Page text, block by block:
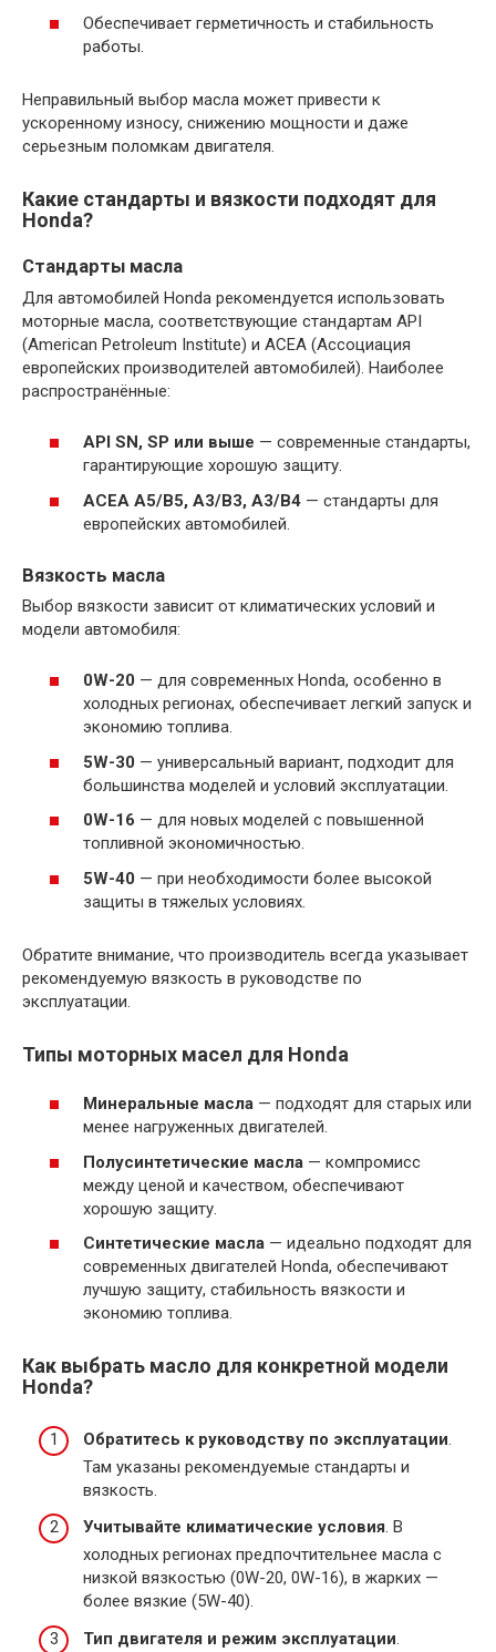
Обеспечивает герметичность и стабильность
работы.
Неправильный выбор масла может привести к
ускоренному износу, снижению мощности и даже
серьезным поломкам двигателя.
Какие стандарты и вязкости подходят для
Honda?
Стандарты масла
Для автомобилей Honda рекомендуется использовать
моторные масла, соответствующие стандартам API
(American Petroleum Institute) и ACEA (Ассоциация
европейских производителей автомобилей). Наиболее
распространённые:
API SN, SP или выше — современные стандарты,
гарантирующие хорошую защиту.
ACEA A5/B5, A3/B3, A3/B4 — стандарты для
европейских автомобилей.
Вязкость масла
Выбор вязкости зависит от климатических условий и
модели автомобиля:
0W-20 — для современных Honda, особенно в
холодных регионах, обеспечивает легкий запуск и
экономию топлива.
5W-30 — универсальный вариант, подходит для
большинства моделей и условий эксплуатации.
0W-16 — для новых моделей с повышенной
топливной экономичностью.
5W-40 — при необходимости более высокой
защиты в тяжелых условиях.
Обратите внимание, что производитель всегда указывает
рекомендуемую вязкость в руководстве по
эксплуатации.
Типы моторных масел для Honda
Минеральные масла — подходят для старых или
менее нагруженных двигателей.
Полусинтетические масла — компромисс
между ценой и качеством, обеспечивают
хорошую защиту.
Синтетические масла — идеально подходят для
современных двигателей Honda, обеспечивают
лучшую защиту, стабильность вязкости и
экономию топлива.
Как выбрать масло для конкретной модели
Honda?
Обратитесь к руководству по эксплуатации.
Там указаны рекомендуемые стандарты и
вязкость.
Учитывайте климатические условия. В
холодных регионах предпочтительнее масла с
низкой вязкостью (0W-20, 0W-16), в жарких —
более вязкие (5W-40).
Тип двигателя и режим эксплуатации.